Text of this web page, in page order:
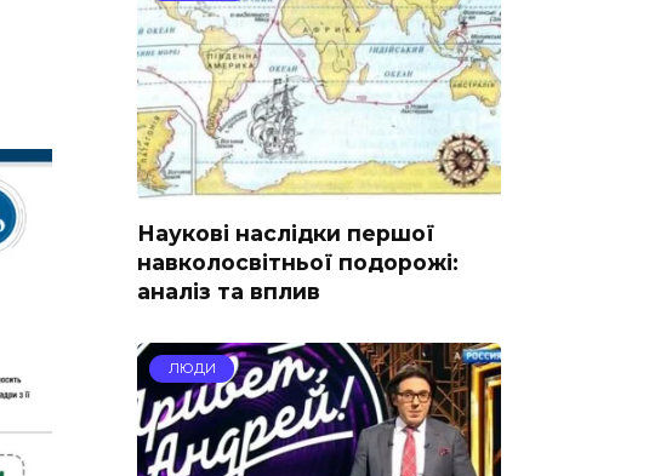
Наукові наслідки першої
навколосвітньої подорожі:
аналіз та вплив
ЛЮДИ